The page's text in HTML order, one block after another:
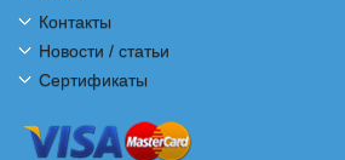
Контакты
Новости / статьи
Сертификаты